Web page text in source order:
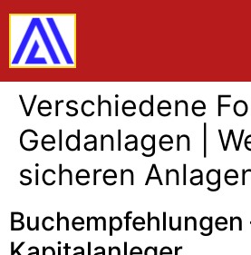
Verschiedene
Geldanlagen |
sicheren
Buchempfehlungen